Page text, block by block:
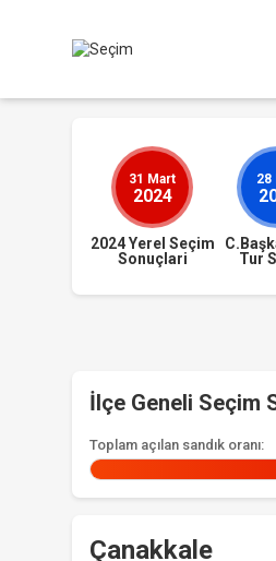
31 Mart
2024
2024 Yerel Seçim
Sonuçlari
28
Tur
İlçe Geneli Seçim
Toplam açılan sandık oranı:
Çanakkale